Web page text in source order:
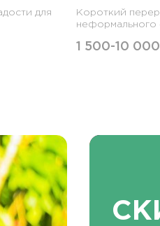
для
Короткий
неформального
1 500-10